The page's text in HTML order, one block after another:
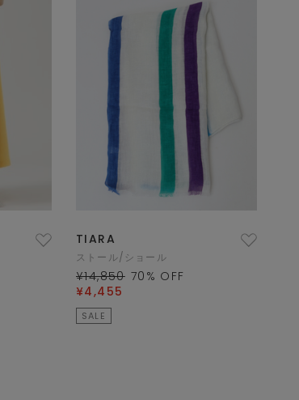
TIARA
ストール/ショール
¥14,850 70 % OFF
¥4,455
SALE